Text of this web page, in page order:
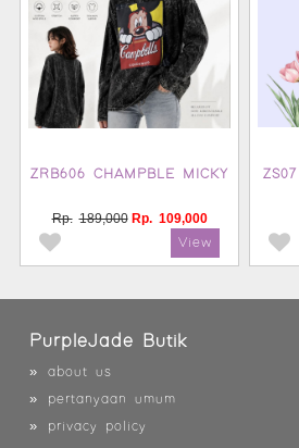
ZRB606 CHAMPBLE MICKY
Rp. 189,000 Rp. 109,000
PurpleJade Butik
»
about us
»
pertanyaan umum
»
privacy policy